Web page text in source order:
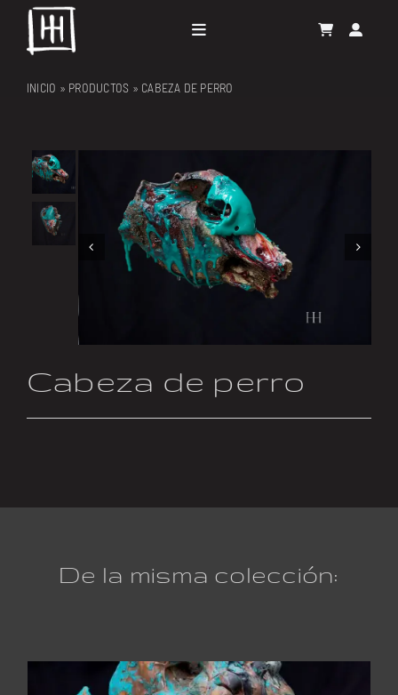
content
Toggle
RESIDENCIAS
EL ARTISTA
INICIO » PRODUCTOS » CABEZA DE PERRO
 
Cabeza de perro
De la misma colección: